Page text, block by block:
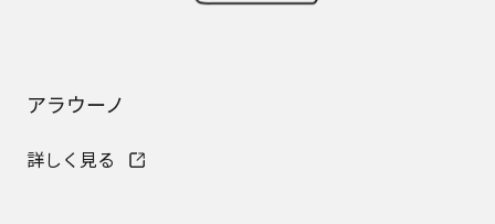
アラウーノ
詳しく見る